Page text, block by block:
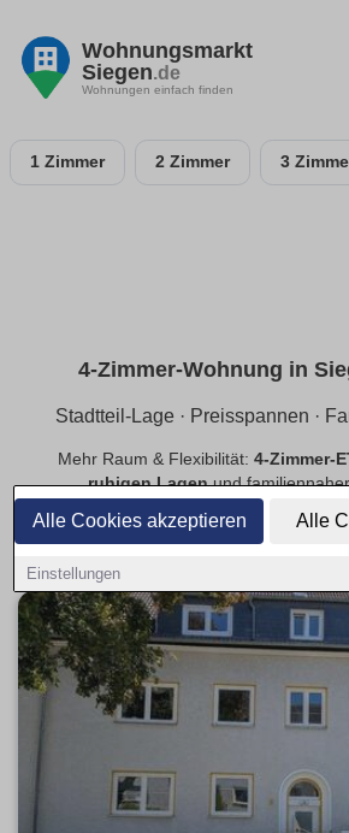
Alle Cookies akzeptieren Alle
Einstellungen
Wohnungsmarkt
Siegen.de
Wohnungen einfach finden
1 Zimmer 2 Zimmer 3
4-Zimmer-Wohnung in
Stadtteil-Lage · Preisspannen ·
Mehr Raum & Flexibilität: 4-Zimmer-
ruhigen Lagenund
provisionsfrei
Vergleich.